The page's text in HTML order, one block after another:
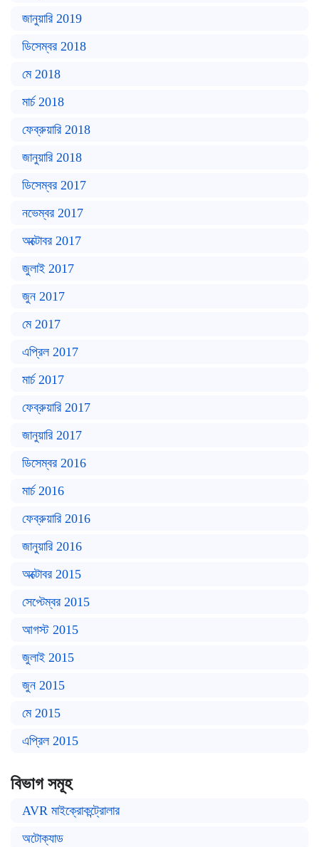
জানুয়ারি 2019
ডিসেম্বর 2018
মে 2018
মার্চ 2018
ফেব্রুয়ারি 2018
জানুয়ারি 2018
ডিসেম্বর 2017
নভেম্বর 2017
অক্টোবর 2017
জুলাই 2017
জুন 2017
মে 2017
এপ্রিল 2017
মার্চ 2017
ফেব্রুয়ারি 2017
জানুয়ারি 2017
ডিসেম্বর 2016
মার্চ 2016
ফেব্রুয়ারি 2016
জানুয়ারি 2016
অক্টোবর 2015
সেপ্টেম্বর 2015
আগস্ট 2015
জুলাই 2015
জুন 2015
মে 2015
এপ্রিল 2015
বিভাগ সমূহ
AVR মাইক্রোকন্ট্রোলার
অটোক্যাড